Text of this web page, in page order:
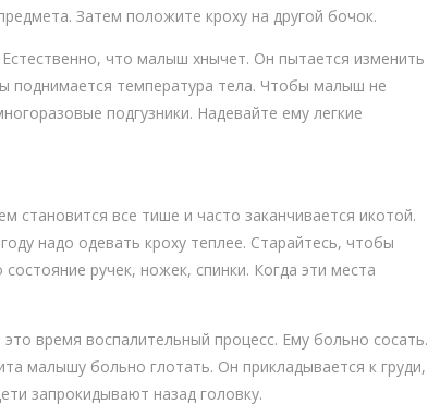
Затем положите кроху на другой бочок.
что малыш хнычет. Он пытается изменить
поднимается температура тела. Чтобы малыш не
подгузники. Надевайте ему легкие
становится все тише и часто заканчивается икотой.
надо одевать кроху теплее. Старайтесь, чтобы
ручек, ножек, спинки. Когда эти места
время воспалительный процесс. Ему больно сосать.
малышу больно глотать. Он прикладывается к груди,
запрокидывают назад головку.